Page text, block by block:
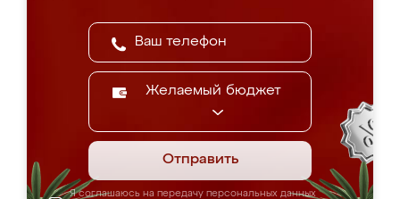
Желаемый бюджет
Отправить
Я соглашаюсь на передачу персональных данных